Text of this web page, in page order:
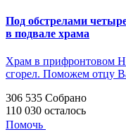
Под обстрелами
в подвале храма
Храм в прифронтовом
сгорел. Поможем отцу
306 535 Собрано
110 030 осталось
Помочь